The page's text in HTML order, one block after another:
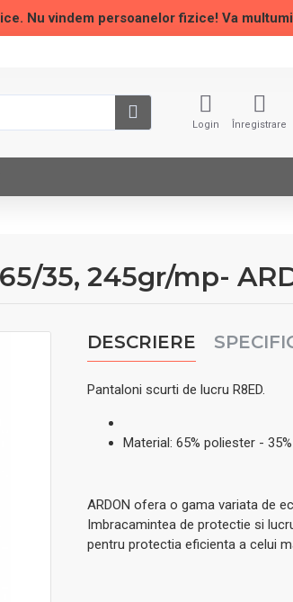
Nu vindem persoanelor fizice! Va
Login Înregistrare
35, 245gr/mp-
DESCRIERE
Pantaloni scurti de lucru R8ED.
Material: 65% poliester -
ARDON ofera o gama variata de
Imbracamintea de protectie si
pentru protectia eficienta a celui